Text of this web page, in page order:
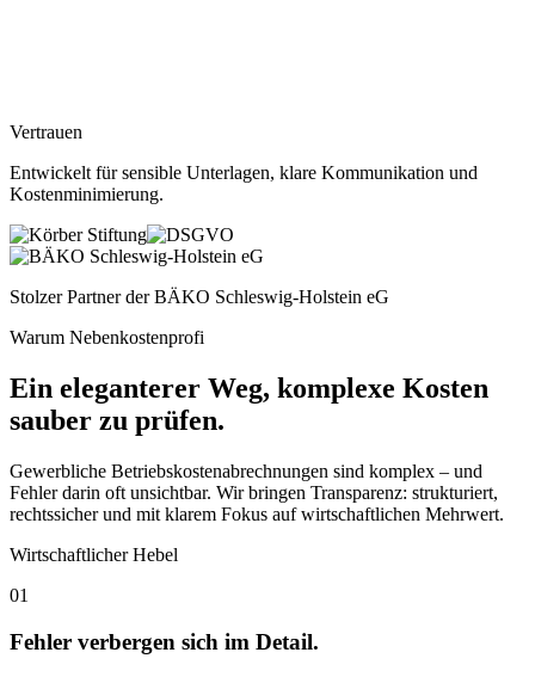
Vertrauen
Entwickelt für sensible Unterlagen, klare Kommunikation und
Kostenminimierung.
Stolzer Partner der BÄKO Schleswig-Holstein eG
Warum Nebenkostenprofi
Ein eleganterer Weg, komplexe Kosten
sauber zu prüfen.
Gewerbliche Betriebskostenabrechnungen sind komplex – und
Fehler darin oft unsichtbar. Wir bringen Transparenz: strukturiert,
rechtssicher und mit klarem Fokus auf wirtschaftlichen Mehrwert.
Wirtschaftlicher Hebel
01
Fehler verbergen sich im Detail.